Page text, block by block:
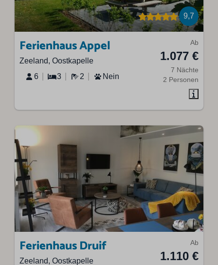
9,7
Ab
1.077 €
7 Nächte
2 Personen
Ferienhaus Appel
Zeeland, Oostkapelle
6
3 2 Nein
Ab
1.110 €
Ferienhaus Druif
Zeeland, Oostkapelle